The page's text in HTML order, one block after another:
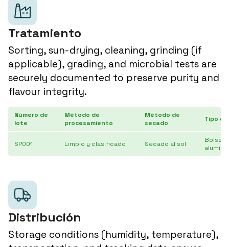
Tratamiento
Sorting, sun-drying, cleaning, grinding (if
applicable), grading, and microbial tests are
securely documented to preserve purity and
flavour integrity.
Número de
lote
Método de
procesamiento
Método de
secado
Tipo
SP001 Limpio y clasificado Secado al sol
Bolsa
aluminio
Distribución
Storage conditions (humidity, temperature),